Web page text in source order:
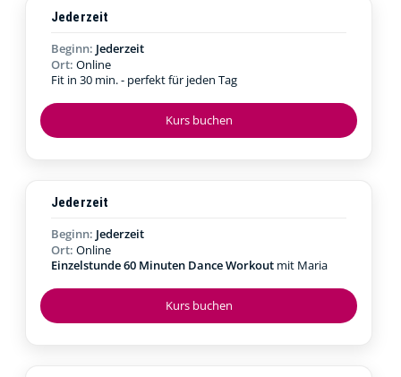
Kurs buchen
Jederzeit
Beginn: Jederzeit
Ort: Online
Fit in 30 min. - perfekt für jeden Tag
Kurs buchen
Jederzeit
Beginn: Jederzeit
Ort: Online
Einzelstunde 60 Minuten Dance Workout mit Maria